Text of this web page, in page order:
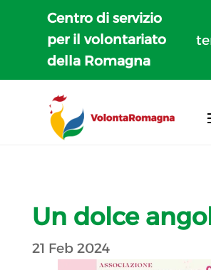
Centro di servizio
per il volontariato
della Romagna
Un dolce
21 Feb 2024